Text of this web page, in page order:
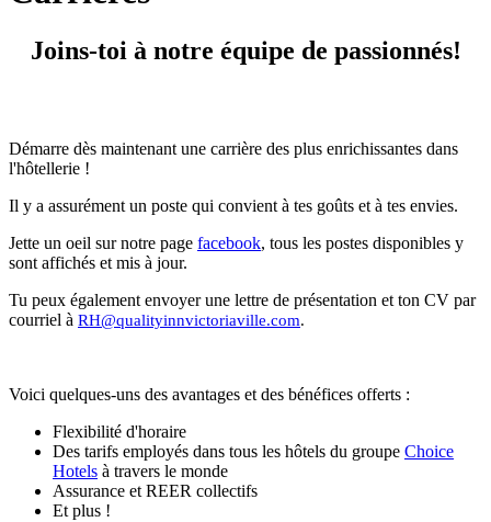
Joins-toi à notre équipe de passionnés!
Démarre dès maintenant une carrière des plus enrichissantes dans
l'hôtellerie !
Il y a assurément un poste qui convient à tes goûts et à tes envies.
Jette un oeil sur notre page facebook, tous les postes disponibles y
sont affichés et mis à jour.
Tu peux également envoyer une lettre de présentation et ton CV par
courriel à RH@qualityinnvictoriaville.com.
Voici quelques-uns des avantages et des bénéfices offerts :
Flexibilité d'horaire
Des tarifs employés dans tous les hôtels du groupe Choice
Hotels à travers le monde
Assurance et REER collectifs
Et plus !